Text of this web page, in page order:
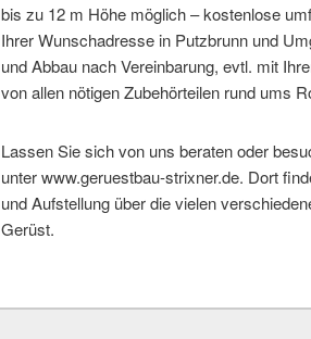
bis zu 12 m Höhe möglich – kostenlose
Ihrer Wunschadresse in Putzbrunn und
und Abbau nach Vereinbarung, evtl. mit
von allen nötigen Zubehörteilen rund ums
Lassen Sie sich von uns beraten oder
unter www.geruestbau-strixner.de. Dort
und Aufstellung über die vielen
Gerüst.